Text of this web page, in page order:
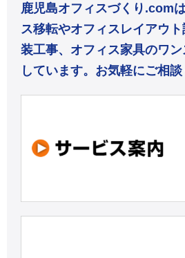
鹿児島オフィスづくり.com
ス移転やオフィスレイアウ
装工事、オフィス家具のワ
しています。お気軽にご相談